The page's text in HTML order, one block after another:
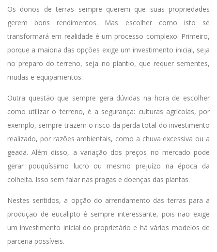
Os donos de terras sempre querem que suas propriedades
gerem bons rendimentos. Mas escolher como isto se
transformará em realidade é um processo complexo. Primeiro,
porque a maioria das opções exige um investimento inicial, seja
no preparo do terreno, seja no plantio, que requer sementes,
mudas e equipamentos.
Outra questão que sempre gera dúvidas na hora de escolher
como utilizar o terreno, é a segurança: culturas agrícolas, por
exemplo, sempre trazem o risco da perda total do investimento
realizado, por razões ambientais, como a chuva excessiva ou a
geada. Além disso, a variação dos preços no mercado pode
gerar pouquíssimo lucro ou mesmo prejuízo na época da
colheita. Isso sem falar nas pragas e doenças das plantas.
Nestes sentidos, a opção do arrendamento das terras para a
produção de eucalipto é sempre interessante, pois não exige
um investimento inicial do proprietário e há vários modelos de
parceria possíveis.